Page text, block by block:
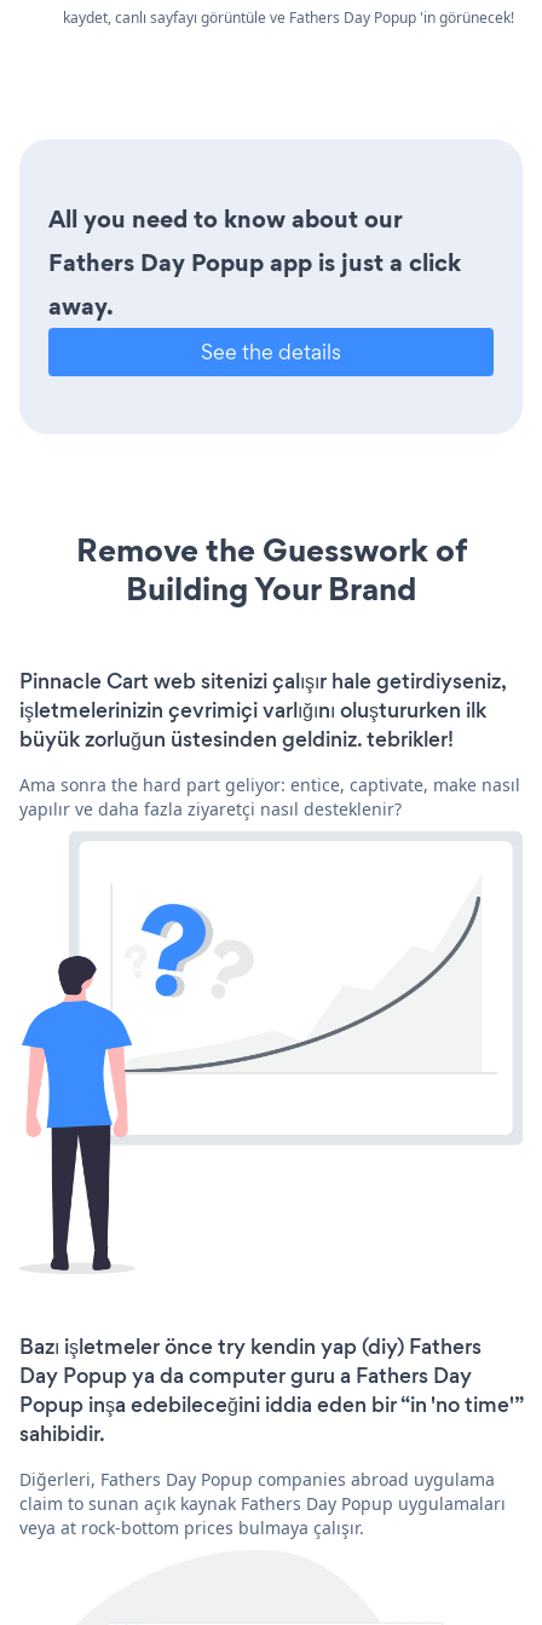
kaydet, canlı sayfayı görüntüle ve Fathers Day Popup 'in görünecek!
All you need to know about our
Fathers Day Popup app is just a click
away.
See the details
Remove the Guesswork of
Building Your Brand
Pinnacle Cart web sitenizi çalışır hale getirdiyseniz,
işletmelerinizin çevrimiçi varlığını oluştururken ilk
büyük zorluğun üstesinden geldiniz. tebrikler!
Ama sonra the hard part geliyor: entice, captivate, make nasıl
yapılır ve daha fazla ziyaretçi nasıl desteklenir?
Bazı işletmeler önce try kendin yap (diy) Fathers
Day Popup ya da computer guru a Fathers Day
Popup inşa edebileceğini iddia eden bir “in 'no time'”
sahibidir.
Diğerleri, Fathers Day Popup companies abroad uygulama
claim to sunan açık kaynak Fathers Day Popup uygulamaları
veya at rock-bottom prices bulmaya çalışır.